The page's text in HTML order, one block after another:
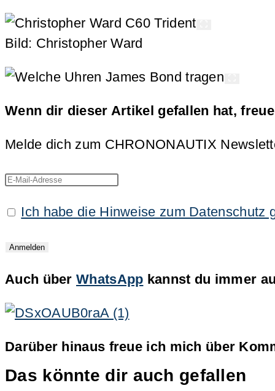
Bild: Christopher Ward
Wenn dir dieser Artikel gefallen hat,
Melde dich zum CHRONONAUTIX
Ich habe die Hinweise zum Datenschutz
Auch überWhatsApp kannst du immer
Darüber hinaus freue ich mich über
Das könnte dir auch gefallen